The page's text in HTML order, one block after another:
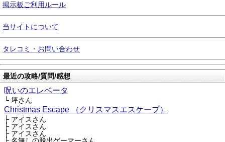
掲示板ご利用ルール
当サイトについて
タレコミ・お問い合わせ
最近の攻略/質問/感想
呪いのエレベータ
└ 坪さん
Christmas Escape （クリスマスエスケープ）
├ アイスさん
├ アイスさん
├ アイスさん